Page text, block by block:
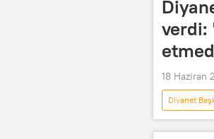
verdi:
18 Haziran
Diyanet
Suudi